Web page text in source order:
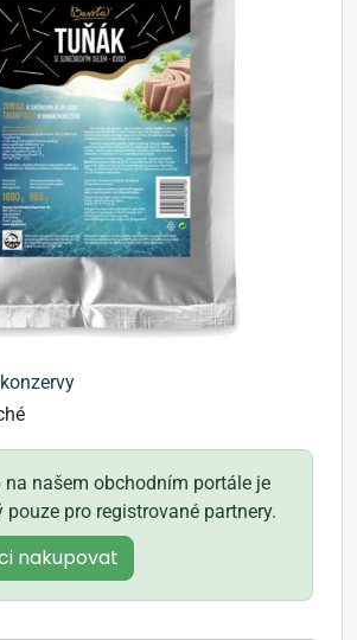
na našem obchodním portále je
pouze pro registrované partnery.
nakupovat